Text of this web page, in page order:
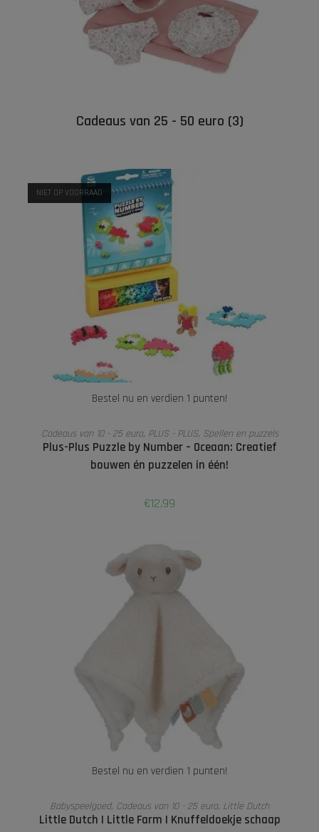
Cadeaus van 25 - 50 euro (3)
NIET OP VOORRAAD
Bestel nu en verdien 1 punten!
LEES VERDER
Cadeaus van 10 - 25 euro, PLUS - PLUS, Spellen en puzzels
Plus-Plus Puzzle by Number – Oceaan: Creatief
bouwen én puzzelen in één!
€12,99
Bestel nu en verdien 1 punten!
TOEVOEGEN AAN WINKELWAGEN
Babyspeelgoed, Cadeaus van 10 - 25 euro, Little Dutch
Little Dutch I Little Farm I Knuffeldoekje schaap